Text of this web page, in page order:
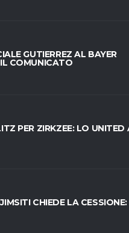
GUTIERREZ AL BAYER
COMUNICATO
PER ZIRKZEE: LO UNITED
CHIEDE LA CESSIONE: